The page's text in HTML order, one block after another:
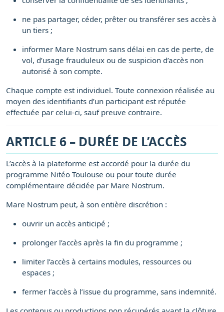
ne pas partager, céder, prêter ou transférer ses accès à
un tiers ;
informer Mare Nostrum sans délai en cas de perte, de
vol, d’usage frauduleux ou de suspicion d’accès non
autorisé à son compte.
Chaque compte est individuel. Toute connexion réalisée au
moyen des identifiants d’un participant est réputée
effectuée par celui-ci, sauf preuve contraire.
ARTICLE 6 – DURÉE DE L’ACCÈS
L’accès à la plateforme est accordé pour la durée du
programme Nitéo Toulouse ou pour toute durée
complémentaire décidée par Mare Nostrum.
Mare Nostrum peut, à son entière discrétion :
ouvrir un accès anticipé ;
prolonger l’accès après la fin du programme ;
limiter l’accès à certains modules, ressources ou
espaces ;
fermer l’accès à l’issue du programme, sans indemnité.